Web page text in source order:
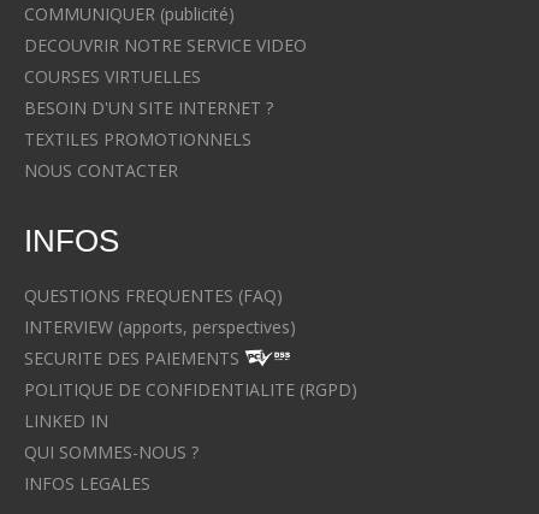
COMMUNIQUER (publicité)
DECOUVRIR NOTRE SERVICE VIDEO
COURSES VIRTUELLES
BESOIN D'UN SITE INTERNET ?
TEXTILES PROMOTIONNELS
NOUS CONTACTER
INFOS
QUESTIONS FREQUENTES (FAQ)
INTERVIEW (apports, perspectives)
SECURITE DES PAIEMENTS
POLITIQUE DE CONFIDENTIALITE (RGPD)
LINKED IN
QUI SOMMES-NOUS ?
INFOS LEGALES